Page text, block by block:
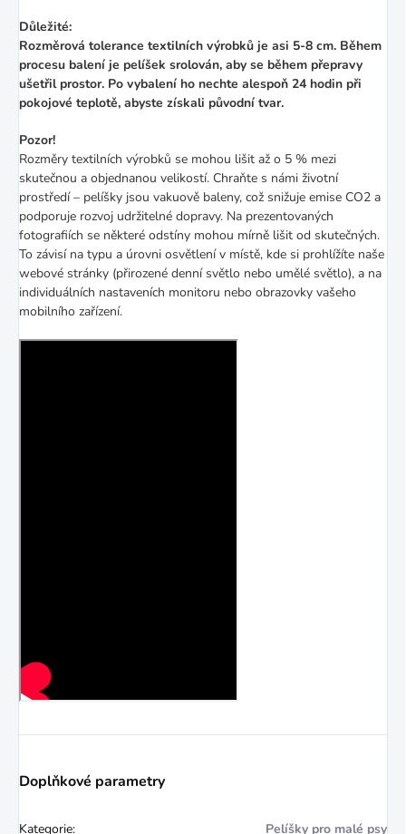
Důležité:
Rozměrová tolerance textilních výrobků je asi 5-8 cm. Během
procesu balení je pelíšek srolován, aby se během přepravy
ušetřil prostor. Po vybalení ho nechte alespoň 24 hodin při
pokojové teplotě, abyste získali původní tvar.
Pozor!
Rozměry textilních výrobků se mohou lišit až o 5 % mezi
skutečnou a objednanou velikostí. Chraňte s námi životní
prostředí – pelíšky jsou vakuově baleny, což snižuje emise CO2 a
podporuje rozvoj udržitelné dopravy. Na prezentovaných
fotografiích se některé odstíny mohou mírně lišit od skutečných.
To závisí na typu a úrovni osvětlení v místě, kde si prohlížíte naše
webové stránky (přirozené denní světlo nebo umělé světlo), a na
individuálních nastaveních monitoru nebo obrazovky vašeho
mobilního zařízení.
Doplňkové parametry
Kategorie: Pelíšky pro malé psy